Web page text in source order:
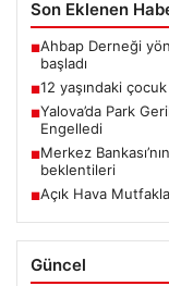
Son Eklenen
■Ahbap Derneği
başladı
■12 yaşındaki
■Yalova’da Park
Engelledi
■Merkez
beklentileri
■Açık Hava
Güncel